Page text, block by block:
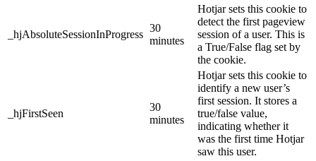
_hjAbsoluteSessionInProgress
30
minutes
Hotjar sets this cookie to
detect the first pageview
session of a user. This is
a True/False flag set by
the cookie.
_hjFirstSeen
30
minutes
Hotjar sets this cookie to
identify a new user’s
first session. It stores a
true/false value,
indicating whether it
was the first time Hotjar
saw this user.